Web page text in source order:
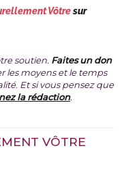
Vôtresur
soutien. Faites un don
les moyens et le temps
Et si vous pensez que
la rédaction.
VÔTRE